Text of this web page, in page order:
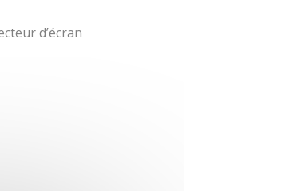
d’écran